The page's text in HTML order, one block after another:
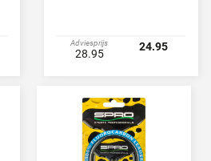
Adviesprijs
28.95
24.95